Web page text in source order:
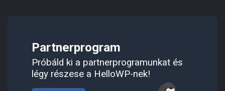
Partnerprogram
Próbáld ki a partnerprogramunkat és
légy részese a HelloWP-nek!